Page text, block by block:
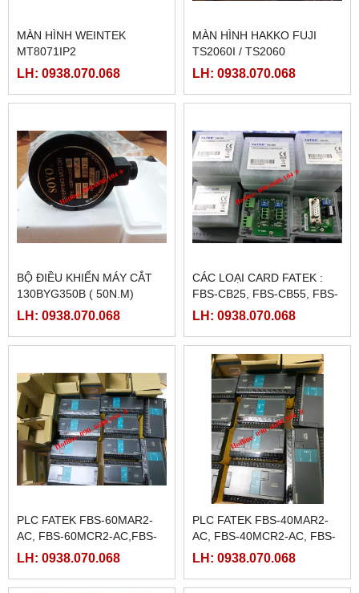
MÀN HÌNH WEINTEK
MT8071IP2
LH: 0938.070.068
MÀN HÌNH HAKKO FUJI
TS2060I / TS2060
LH: 0938.070.068
BỘ ĐIỀU KHIỂN MÁY CẮT
130BYG350B ( 50N.M)
LH: 0938.070.068
CÁC LOẠI CARD FATEK :
FBS-CB25, FBS-CB55, FBS-
CB2, FBS-CB5
LH: 0938.070.068
PLC FATEK FBS-60MAR2-
AC, FBS-60MCR2-AC,FBS-
60MAT2-AC, FBS-60MCT2-
LH: 0938.070.068
PLC FATEK FBS-40MAR2-
AC, FBS-40MCR2-AC, FBS-
40MCRT-AC, FBS-40MART-
LH: 0938.070.068